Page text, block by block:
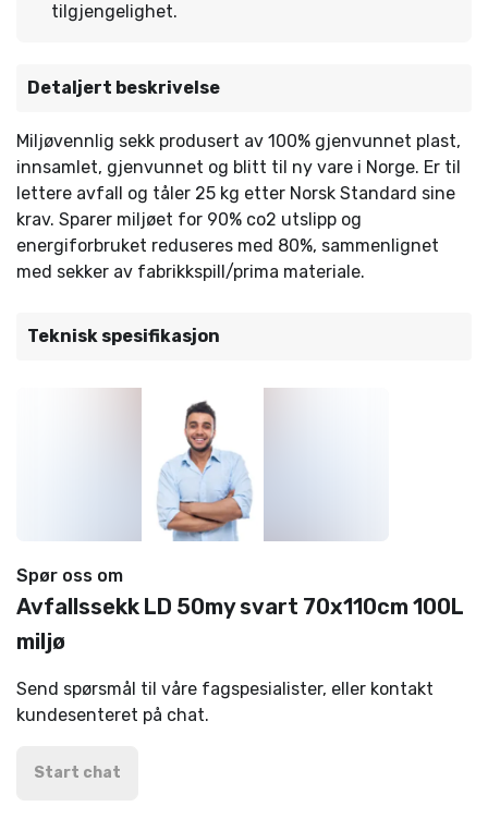
tilgjengelighet.
Detaljert beskrivelse
Miljøvennlig sekk produsert av 100% gjenvunnet plast,
innsamlet, gjenvunnet og blitt til ny vare i Norge. Er til
lettere avfall og tåler 25 kg etter Norsk Standard sine
krav. Sparer miljøet for 90% co2 utslipp og
energiforbruket reduseres med 80%, sammenlignet
med sekker av fabrikkspill/prima materiale.
Teknisk spesifikasjon
Spør oss om
Avfallssekk LD 50my svart 70x110cm 100L
miljø
Send spørsmål til våre fagspesialister, eller kontakt
kundesenteret på chat.
Start chat